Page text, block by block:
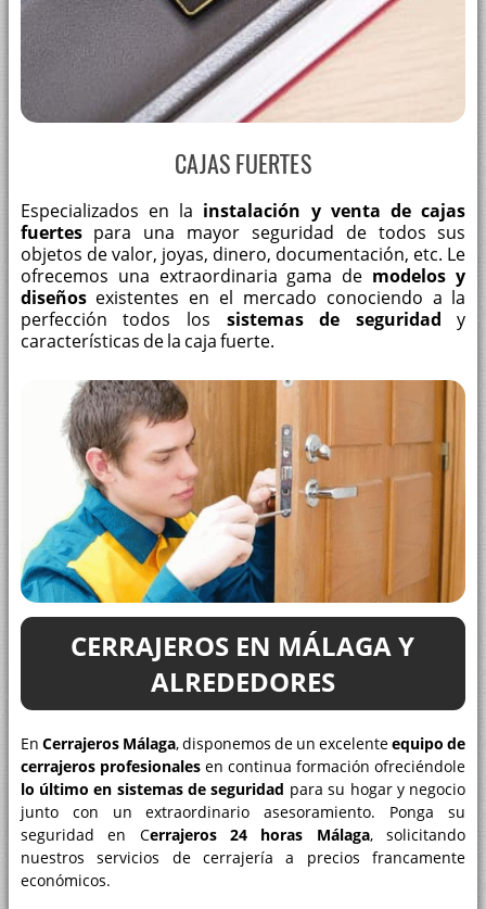
CAJAS FUERTES
Especializados en la instalación y venta de cajas
fuertespara una mayor seguridad de todos sus
objetos de valor, joyas, dinero, documentación, etc. Le
ofrecemos una extraordinaria gama de modelos y
diseñosexistentes en el mercado conociendo a la
perfección todos los sistemas de seguridad y
características de la caja fuerte.
CERRAJEROS EN MÁLAGA Y
ALREDEDORES
En Cerrajeros Málaga, disponemos de un excelenteequipo de
cerrajeros profesionalesen continua formación ofreciéndole
lo último en sistemas de seguridad para su hogar y negocio
junto con un extraordinario asesoramiento. Ponga su
seguridad en Cerrajeros 24 horas Málaga, solicitando
nuestros servicios de cerrajería a precios francamente
económicos.